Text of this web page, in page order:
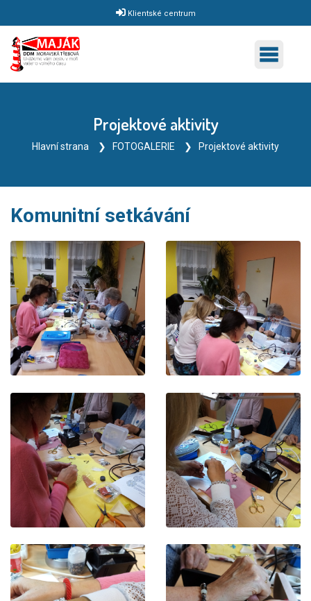
Klientské centrum
Projektové aktivity
Hlavní strana FOTOGALERIE Projektové aktivity
Komunitní setkávání